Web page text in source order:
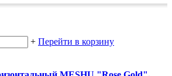
+ Перейти в корзину